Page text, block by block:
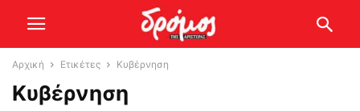
Αρχική Ετικέτες Κυβέρνηση
Κυβέρνηση